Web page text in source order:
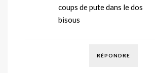
coups de pute dans le dos
bisous
RÉPONDRE